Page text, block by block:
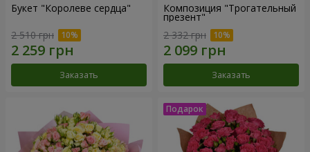
Букет "Королеве сердца"
2 510 грн
Заказать
Композиция "Трогательный
презент"
2 332 грн
Заказать